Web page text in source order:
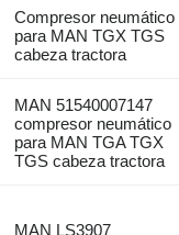
Compresor neumático
para MAN TGX TGS
cabeza tractora
MAN 51540007147
compresor neumático
para MAN TGA TGX
TGS cabeza tractora
MAN LS3907